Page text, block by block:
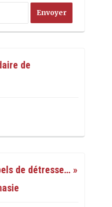
de
de détresse… »